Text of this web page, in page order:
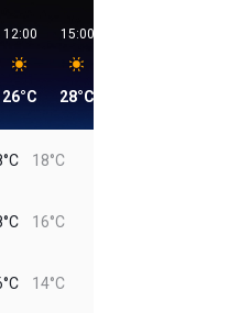
12:00
26°C
15:00
28°C
18°C
16°C
14°C